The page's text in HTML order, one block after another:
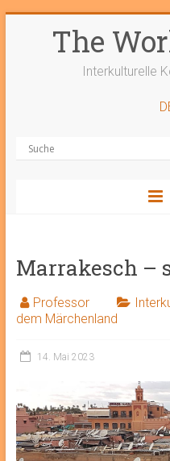
The
Interkulturelle
Marrakesch –
Professor
dem Märchenland
14. Mai 2023